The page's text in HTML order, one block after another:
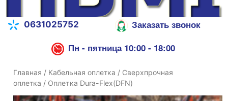
0631025752
Заказать звонок
Пн - пятница 10:00 - 18:00
Главная / Кабельная оплетка / Сверхпрочная
оплетка / Оплетка Dura-Flex(DFN)